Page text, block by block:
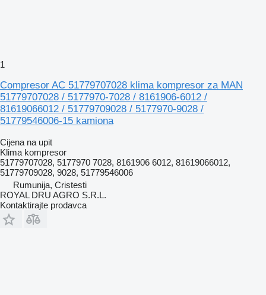
1
Compresor AC 51779707028 klima kompresor za MAN
51779707028 / 5177970-7028 / 8161906-6012 /
81619066012 / 51779709028 / 5177970-9028 /
51779546006-15 kamiona
Cijena na upit
Klima kompresor
51779707028, 5177970 7028, 8161906 6012, 81619066012,
51779709028, 9028, 51779546006
Rumunija, Cristesti
ROYAL DRU AGRO S.R.L.
Kontaktirajte prodavca